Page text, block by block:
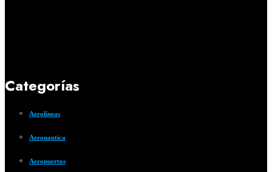
Categorías
Aerolíneas
Aeronautica
Aeropuertos